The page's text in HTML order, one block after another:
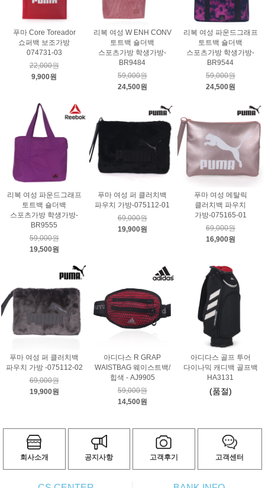
푸마 Core Toreador
쇼퍼백 보조가방
074731-03
22,000원
9,900원
리복 여성 W ENH CONV
토트백 숄더백
스포츠가방 학생가방-
BR9484
59,000원
24,500원
리복 여성 파운드그래프
토트백 숄더백
스포츠가방 학생가방-
BR9544
59,000원
24,500원
리복 여성 파운드그래프
토트백 숄더백
스포츠가방 학생가방-
BR9555
59,000원
19,500원
푸마 여성 퍼 클러치백
파우치 가방-075112-01
69,000원
19,900원
푸마 여성 메탈릭
클러치백 파우치
가방-075165-01
69,000원
16,900원
푸마 여성 퍼 클러치백
파우치 가방 -075112-02
69,000원
19,900원
아디다스 R GRAP
WAISTBAG 웨이스트백/
힙색 - AJ9905
59,000원
14,500원
아디다스 골프 투어
다이나믹 캐디백 골프백
HA3131
(품절)
회사소개 공지사항 고객후기 고객센터